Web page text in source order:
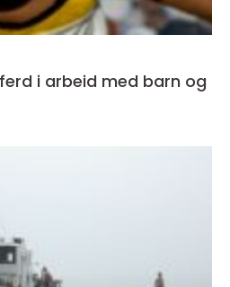
i arbeid med barn og